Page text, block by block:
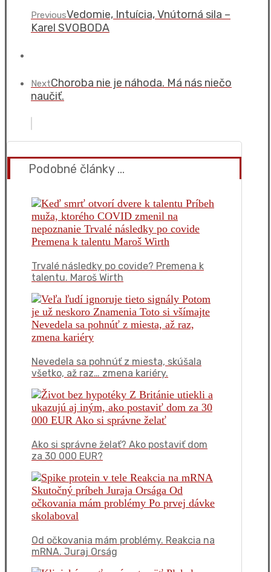
PreviousVedomie, Intuícia, Vnútorná sila –
Karel SVOBODA
NextChoroba nie je náhoda. Má nás niečo
naučiť.
Podobné články ...
Trvalé následky po covide? Premena k
talentu. Maroš Wirth
Nevedela sa pohnúť z miesta, skúšala
všetko, až raz… zmena kariéry.
Ako si správne želať? Ako postaviť dom
za 30 000 EUR?
Od očkovania mám problémy. Reakcia na
mRNA. Juraj Orság